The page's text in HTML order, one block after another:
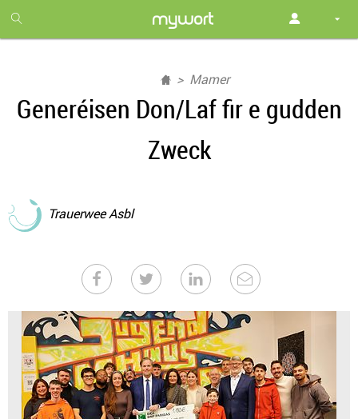
month
free
Mamer
Generéisen Don/Laf fir e gudden
Zweck
Trauerwee Asbl